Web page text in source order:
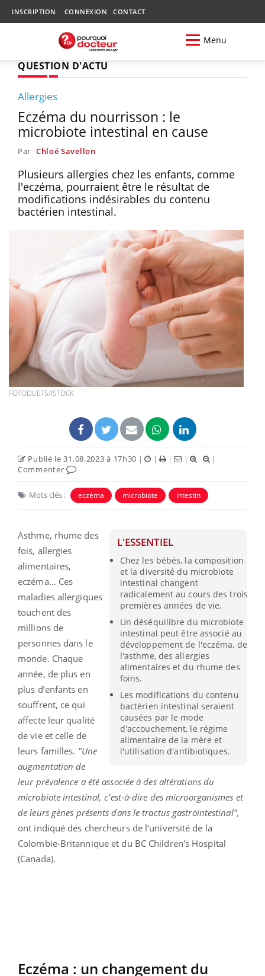
INSCRIPTION CONNEXION CONTACT
Menu
QUESTION D'ACTU
Allergies
Eczéma du nourrisson : le
microbiote intestinal en cause
Par Chloé Savellon
Plusieurs allergies chez les enfants, comme
l'eczéma, pourraient être le résultat de
modifications indésirables du contenu
bactérien intestinal.
FOTODUETS/ISTOCK
Publié le 31.08.2023 à 17h30 | | | |
|
Commenter
Mots clés : eczéma microbiote intestin
L'ESSENTIEL
Chez les bébés, la composition
et la diversité du microbiote
intestinal changent
radicalement au cours des trois
premières années de vie.
Un déséquilibre du microbiote
intestinal peut être associé au
développement de l'eczéma, de
l'asthme, des allergies
alimentaires et du rhume des
foins.
Les modifications du contenu
bactérien intestinal seraient
causées par le mode
d'accouchement, le régime
alimentaire de la mère et
l'utilisation d'antibiotiques.
Asthme, rhume des
fois, allergies
alimentaires,
eczéma… Ces
maladies allergiques
touchent des
millions de
personnes dans le
monde. Chaque
année, de plus en
plus d’enfants en
souffrent, ce qui
affecte leur qualité
de vie et celle de
leurs familles. "Une
augmentation de
leur prévalence a été associée à des altérations du
microbiote intestinal, c’est-à-dire des microorganismes et
de leurs gènes présents dans le tractus gastrointestinal",
ont indiqué des chercheurs de l’université de la
Colombie-Britannique et du BC Children's Hospital
(Canada).
Eczéma : un changement du